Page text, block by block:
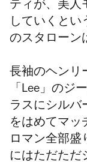
ティが、美人
していくとい
のスタローン
長袖のヘンリ
「Lee」のジ
ラスにシルバ
をはめてマッ
ロマン全部盛
にはただただ